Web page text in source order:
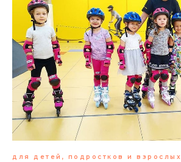
для детей, подростков и взрослых